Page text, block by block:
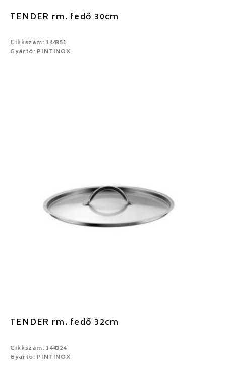
TENDER rm. fedő 30cm
Cikkszám: 144351
Gyártó: PINTINOX
TENDER rm. fedő 32cm
Cikkszám: 144324
Gyártó: PINTINOX